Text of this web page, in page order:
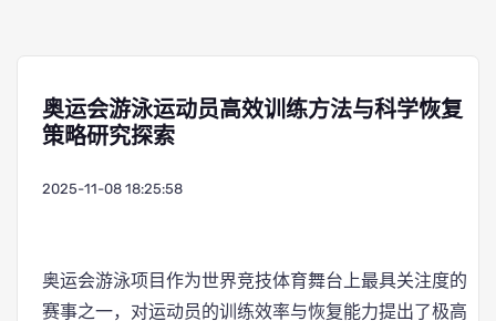
奥运会游泳运动员高效训练方法与科学恢复
策略研究探索
2025-11-08 18:25:58
奥运会游泳项目作为世界竞技体育舞台上最具关注度的
赛事之一，对运动员的训练效率与恢复能力提出了极高